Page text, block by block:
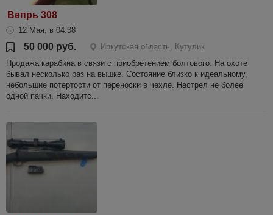
Вепрь 308
12 Мая, в 04:38
50 000 руб.
Иркутская область, Кутулик
Продажа карабина в связи с приобретением болтового. На охоте
бывал несколько раз на вышке. Состояние близко к идеальному,
небольшие потертости от переноски в чехле. Настрел не более
одной пачки. Находитс...